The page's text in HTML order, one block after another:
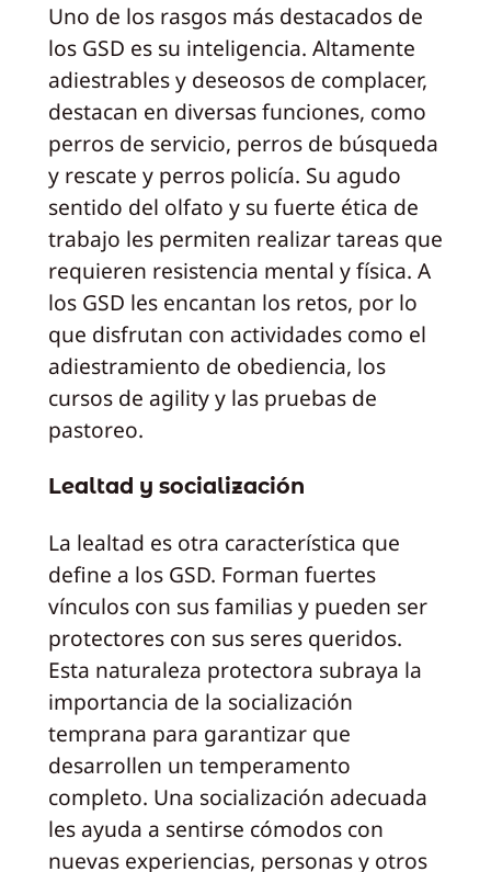
Uno de los rasgos más destacados de
los GSD es su inteligencia. Altamente
adiestrables y deseosos de complacer,
destacan en diversas funciones, como
perros de servicio, perros de búsqueda
y rescate y perros policía. Su agudo
sentido del olfato y su fuerte ética de
trabajo les permiten realizar tareas que
requieren resistencia mental y física. A
los GSD les encantan los retos, por lo
que disfrutan con actividades como el
adiestramiento de obediencia, los
cursos de agility y las pruebas de
pastoreo.
Lealtad y socialización
La lealtad es otra característica que
define a los GSD. Forman fuertes
vínculos con sus familias y pueden ser
protectores con sus seres queridos.
Esta naturaleza protectora subraya la
importancia de la socialización
temprana para garantizar que
desarrollen un temperamento
completo. Una socialización adecuada
les ayuda a sentirse cómodos con
nuevas experiencias, personas y otros